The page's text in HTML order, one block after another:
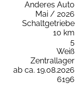
Anderes Auto
Mai / 2026
Schaltgetriebe
10 km
5
Weiß
Zentrallager
ab ca. 19.08.2026
6196